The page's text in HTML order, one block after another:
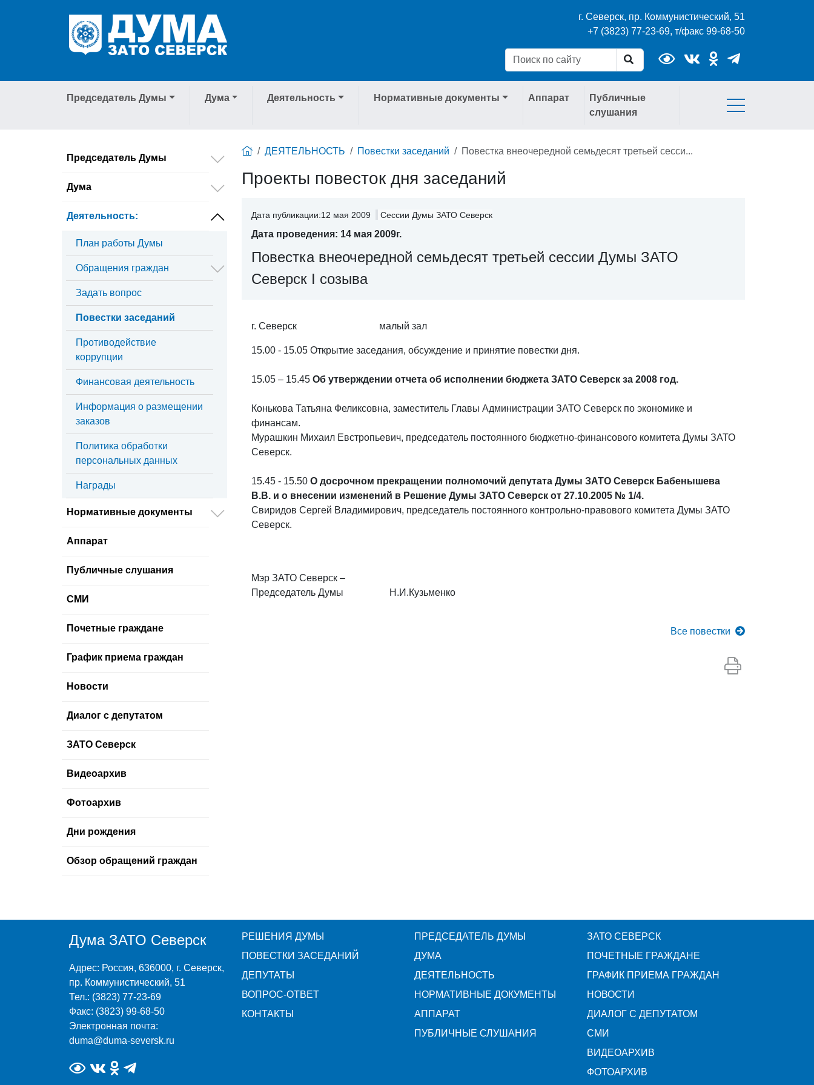
г. Северск, пр. Коммунистический, 51
+7 (3823) 77-23-69, т/факс 99-68-50
Председатель Думы Дума Деятельность Нормативные документы Аппарат
Публичные
слушания
Председатель Думы
Дума
Деятельность:
План работы Думы
Обращения граждан
Задать вопрос
Повестки заседаний
Противодействие
коррупции
Финансовая деятельность
Информация о размещении
заказов
Политика обработки
персональных данных
Награды
Нормативные документы
Аппарат
Публичные слушания
СМИ
Почетные граждане
График приема граждан
Новости
Диалог с депутатом
ЗАТО Северск
Видеоархив
Фотоархив
Дни рождения
Обзор обращений граждан
ДЕЯТЕЛЬНОСТЬ Повестки заседаний Повестка внеочередной семьдесят третьей сесси...
Проекты повесток дня заседаний
Дата публикации:12 мая 2009 Сессии Думы ЗАТО Северск
Дата проведения: 14 мая 2009г.
Повестка внеочередной семьдесят третьей сессии Думы ЗАТО
Северск I созыва
г. Северск малый зал
15.00 - 15.05 Открытие заседания, обсуждение и принятие повестки дня.
15.05 – 15.45 Об утверждении отчета об исполнении бюджета ЗАТО Северск за 2008 год.
Конькова Татьяна Феликсовна, заместитель Главы Администрации ЗАТО Северск по экономике и
финансам.
Мурашкин Михаил Евстропьевич, председатель постоянного бюджетно-финансового комитета Думы ЗАТО
Северск.
15.45 - 15.50 О досрочном прекращении полномочий депутата Думы ЗАТО Северск Бабенышева
В.В. и о внесении изменений в Решение Думы ЗАТО Северск от 27.10.2005 № 1/4.
Свиридов Сергей Владимирович, председатель постоянного контрольно-правового комитета Думы ЗАТО
Северск.
Мэр ЗАТО Северск –
Председатель Думы Н.И.Кузьменко
Все повестки
Дума ЗАТО Северск
Адрес: Россия, 636000, г. Северск,
пр. Коммунистический, 51
Тел.: (3823) 77-23-69
Факс: (3823) 99-68-50
Электронная почта:
duma@duma-seversk.ru
РЕШЕНИЯ ДУМЫ
ПОВЕСТКИ ЗАСЕДАНИЙ
ДЕПУТАТЫ
ВОПРОС-ОТВЕТ
КОНТАКТЫ
ПРЕДСЕДАТЕЛЬ ДУМЫ
ДУМА
ДЕЯТЕЛЬНОСТЬ
НОРМАТИВНЫЕ ДОКУМЕНТЫ
АППАРАТ
ПУБЛИЧНЫЕ СЛУШАНИЯ
ЗАТО СЕВЕРСК
ПОЧЕТНЫЕ ГРАЖДАНЕ
ГРАФИК ПРИЕМА ГРАЖДАН
НОВОСТИ
ДИАЛОГ С ДЕПУТАТОМ
СМИ
ВИДЕОАРХИВ
ФОТОАРХИВ